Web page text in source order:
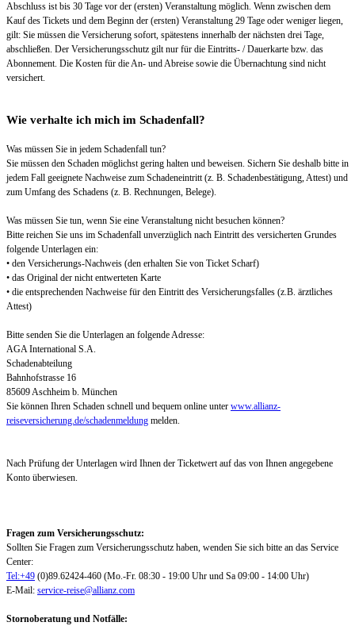
Abschluss ist bis 30 Tage vor der (ersten) Veranstaltung möglich. Wenn zwischen dem
Kauf des Tickets und dem Beginn der (ersten) Veranstaltung 29 Tage oder weniger liegen,
gilt: Sie müssen die Versicherung sofort, spätestens innerhalb der nächsten drei Tage,
abschließen. Der Versicherungsschutz gilt nur für die Eintritts- / Dauerkarte bzw. das
Abonnement. Die Kosten für die An- und Abreise sowie die Übernachtung sind nicht
versichert.
Wie verhalte ich mich im Schadenfall?
Was müssen Sie in jedem Schadenfall tun?
Sie müssen den Schaden möglichst gering halten und beweisen. Sichern Sie deshalb bitte in
jedem Fall geeignete Nachweise zum Schadeneintritt (z. B. Schadenbestätigung, Attest) und
zum Umfang des Schadens (z. B. Rechnungen, Belege).
Was müssen Sie tun, wenn Sie eine Veranstaltung nicht besuchen können?
Bitte reichen Sie uns im Schadenfall unverzüglich nach Eintritt des versicherten Grundes
folgende Unterlagen ein:
• den Versicherungs-Nachweis (den erhalten Sie von Ticket Scharf)
• das Original der nicht entwerteten Karte
• die entsprechenden Nachweise für den Eintritt des Versicherungsfalles (z.B. ärztliches
Attest)
Bitte senden Sie die Unterlagen an folgende Adresse:
AGA International S.A.
Schadenabteilung
Bahnhofstrasse 16
85609 Aschheim b. München
Sie können Ihren Schaden schnell und bequem online unter www.allianz-
reiseversicherung.de/schadenmeldung melden.
Nach Prüfung der Unterlagen wird Ihnen der Ticketwert auf das von Ihnen angegebene
Konto überwiesen.
Fragen zum Versicherungsschutz:
Sollten Sie Fragen zum Versicherungsschutz haben, wenden Sie sich bitte an das Service
Center:
Tel:+49 (0)89.62424-460 (Mo.-Fr. 08:30 - 19:00 Uhr und Sa 09:00 - 14:00 Uhr)
E-Mail: service-reise@allianz.com
Stornoberatung und Notfälle: